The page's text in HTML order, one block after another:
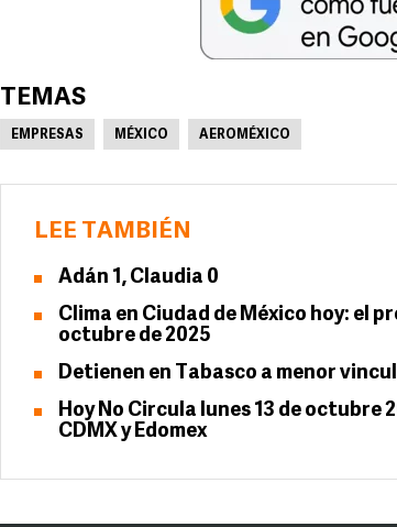
TEMAS
EMPRESAS MÉXICO AEROMÉXICO
LEE TAMBIÉN
Adán 1, Claudia 0
Clima en Ciudad de México hoy: el
octubre de 2025
Detienen en Tabasco a menor
Hoy No Circula lunes 13 de octubre
CDMX y Edomex